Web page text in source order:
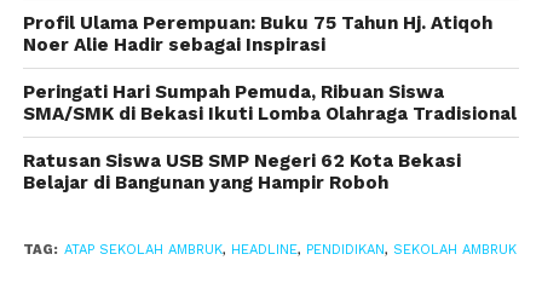
lahan tapi, relokasi sampai sekarang belum
dilakukan.
Reporter: Muhammad Al Akhbar.
Profil Ulama Perempuan: Buku 75 Tahun Hj. Atiqoh
Noer Alie Hadir sebagai Inspirasi
Peringati Hari Sumpah Pemuda, Ribuan Siswa
SMA/SMK di Bekasi Ikuti Lomba Olahraga Tradisional
Ratusan Siswa USB SMP Negeri 62 Kota Bekasi
Belajar di Bangunan yang Hampir Roboh
TAG: ATAP SEKOLAH AMBRUK, HEADLINE, PENDIDIKAN, SEKOLAH AMBRUK